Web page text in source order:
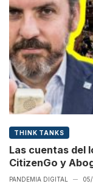
THINK TANKS
Las cuentas del
CitizenGo y
PANDEMIA DIGITAL —